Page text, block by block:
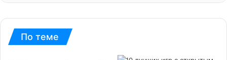
По теме